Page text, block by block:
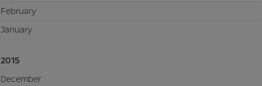
February
January
2015
December